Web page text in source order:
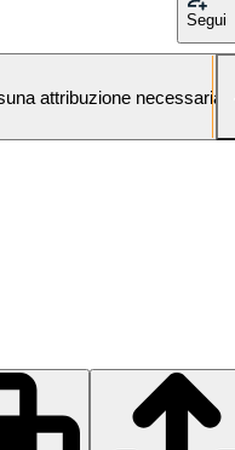
Segui
attribuzione necessaria